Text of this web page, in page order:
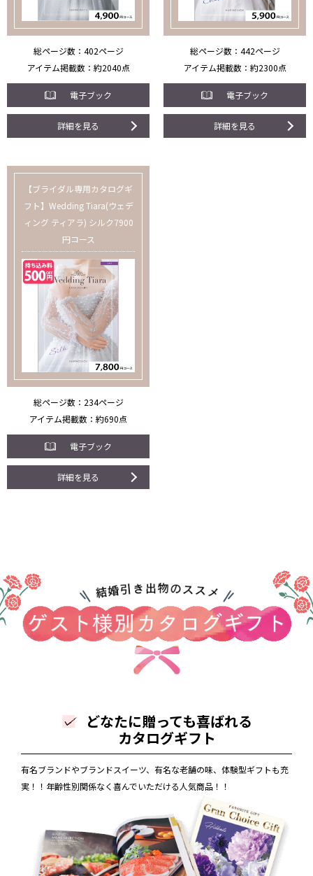
総ページ数
402ページ
アイテム掲載数
約2040点
電子ブック
詳細を見る
総ページ数
442ページ
アイテム掲載数
約2300点
電子ブック
詳細を見る
【ブライダル専用カタログギ
フト】Wedding Tiara(ウェデ
ィング ティアラ) シルク7900
円コース
総ページ数
234ページ
アイテム掲載数
約690点
電子ブック
詳細を見る
どなたに贈っても喜ばれる
カタログギフト
有名ブランドやブランドスイーツ、有名な老舗の味、体験型ギフトも充
実！！年齢性別関係なく喜んでいただける人気商品！！